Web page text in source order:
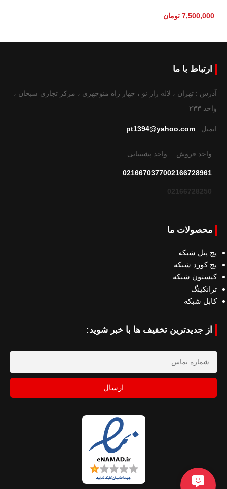
7,500,000 تومان
ارتباط با ما
آدرس : تهران ، لاله زار نو ، چهار راه منوچهری ، مرکز تجاری سبحان ،
واحد ۲۳۳
ایمیل : pt1394@yahoo.com
واحد فروش :
02166728961
02166728250
واحد پشتیبانی:
02166703770
محصولات ما
پچ پنل شبکه
پچ کورد شبکه
کیستون شبکه
ترانکینگ
کابل شبکه
از جدیدترین تخفیف ها با خبر شوید:
ارسال